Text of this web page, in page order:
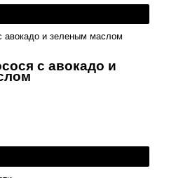
с авокадо и